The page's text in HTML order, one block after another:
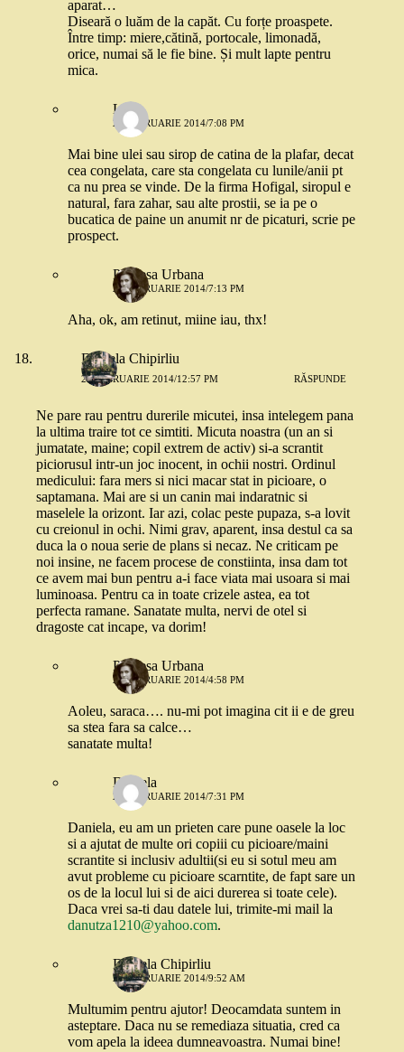
aparat…
Diseară o luăm de la capăt. Cu forțe proaspete.
Între timp: miere,cătină, portocale, limonadă,
orice, numai să le fie bine. Și mult lapte pentru
mica.
Liz
26 FEBRUARIE 2014/7:08 PM
Mai bine ulei sau sirop de catina de la plafar, decat
cea congelata, care sta congelata cu lunile/anii pt
ca nu prea se vinde. De la firma Hofigal, siropul e
natural, fara zahar, sau alte prostii, se ia pe o
bucatica de paine un anumit nr de picaturi, scrie pe
prospect.
Printesa Urbana
26 FEBRUARIE 2014/7:13 PM
Aha, ok, am retinut, miine iau, thx!
Daniela Chipirliu
26 FEBRUARIE 2014/12:57 PM RĂSPUNDE
Ne pare rau pentru durerile micutei, insa intelegem pana
la ultima traire tot ce simtiti. Micuta noastra (un an si
jumatate, maine; copil extrem de activ) si-a scrantit
piciorusul intr-un joc inocent, in ochii nostri. Ordinul
medicului: fara mers si nici macar stat in picioare, o
saptamana. Mai are si un canin mai indaratnic si
maselele la orizont. Iar azi, colac peste pupaza, s-a lovit
cu creionul in ochi. Nimi grav, aparent, insa destul ca sa
duca la o noua serie de plans si necaz. Ne criticam pe
noi insine, ne facem procese de constiinta, insa dam tot
ce avem mai bun pentru a-i face viata mai usoara si mai
luminoasa. Pentru ca in toate crizele astea, ea tot
perfecta ramane. Sanatate multa, nervi de otel si
dragoste cat incape, va dorim!
Printesa Urbana
26 FEBRUARIE 2014/4:58 PM
Aoleu, saraca…. nu-mi pot imagina cit ii e de greu
sa stea fara sa calce…
sanatate multa!
Daniela
26 FEBRUARIE 2014/7:31 PM
Daniela, eu am un prieten care pune oasele la loc
si a ajutat de multe ori copiii cu picioare/maini
scrantite si inclusiv adultii(si eu si sotul meu am
avut probleme cu picioare scarntite, de fapt sare un
os de la locul lui si de aici durerea si toate cele).
Daca vrei sa-ti dau datele lui, trimite-mi mail la
danutza1210@yahoo.com.
Daniela Chipirliu
27 FEBRUARIE 2014/9:52 AM
Multumim pentru ajutor! Deocamdata suntem in
asteptare. Daca nu se remediaza situatia, cred ca
vom apela la ideea dumneavoastra. Numai bine!